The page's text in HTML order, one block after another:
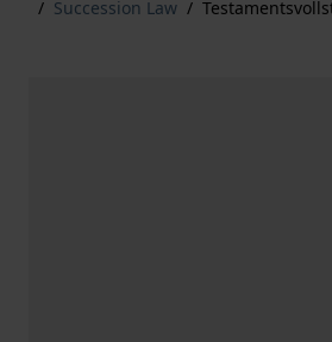
/ Succession Law /